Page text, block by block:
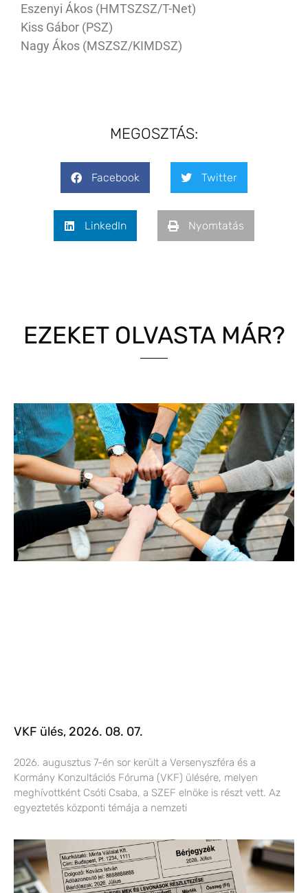
Eszenyi Ákos (HMTSZSZ/T-Net)
Kiss Gábor (PSZ)
Nagy Ákos (MSZSZ/KIMDSZ)
MEGOSZTÁS:
Facebook Twitter
LinkedIn Nyomtatás
EZEKET OLVASTA MÁR?
VKF ülés, 2026. 08. 07.
2026. augusztus 7-én sor került a Versenyszféra és a
Kormány Konzultációs Fóruma (VKF) ülésére, melyen
meghívottként Csóti Csaba, a SZEF elnöke is részt vett. Az
egyeztetés központi témája a nemzeti